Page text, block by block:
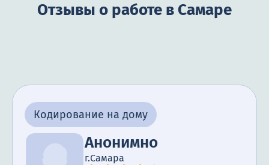
Отзывы о работе в Самаре
Кодирование на дому
Анонимно
г.Самара